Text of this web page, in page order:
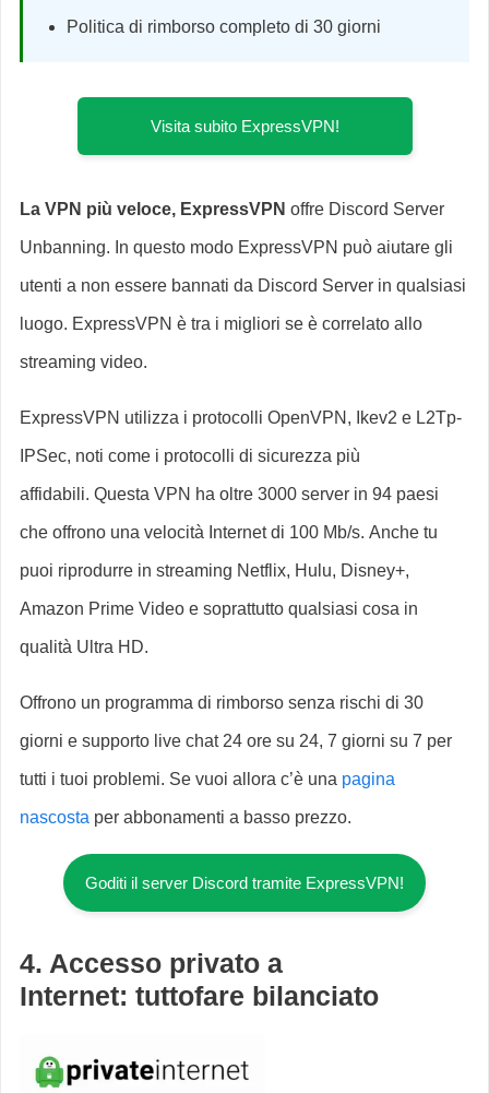
Politica di rimborso completo di 30 giorni
Visita subito ExpressVPN!
La VPN più veloce, ExpressVPN offre Discord Server
Unbanning. In questo modo ExpressVPN può aiutare gli
utenti a non essere bannati da Discord Server in qualsiasi
luogo. ExpressVPN è tra i migliori se è correlato allo
streaming video.
ExpressVPN utilizza i protocolli OpenVPN, Ikev2 e L2Tp-
IPSec, noti come i protocolli di sicurezza più
affidabili. Questa VPN ha oltre 3000 server in 94 paesi
che offrono una velocità Internet di 100 Mb/s. Anche tu
puoi riprodurre in streaming Netflix, Hulu, Disney+,
Amazon Prime Video e soprattutto qualsiasi cosa in
qualità Ultra HD.
Offrono un programma di rimborso senza rischi di 30
giorni e supporto live chat 24 ore su 24, 7 giorni su 7 per
tutti i tuoi problemi. Se vuoi allora c’è una pagina
nascosta per abbonamenti a basso prezzo.
Goditi il ​​server Discord tramite ExpressVPN!
4. Accesso privato a
Internet: tuttofare bilanciato